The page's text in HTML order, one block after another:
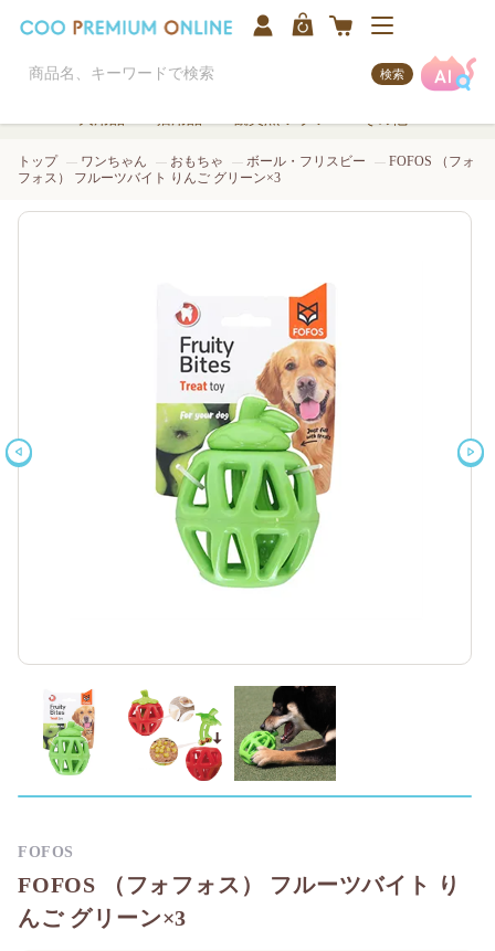
検索
トップ ワンちゃん おもちゃ ボール・フリスビー
FOFOS （フォ
フォス） フルーツバイト りんご グリーン×3
FOFOS （フォフォス） フルーツバイト り
んご グリーン×3
FOFOS